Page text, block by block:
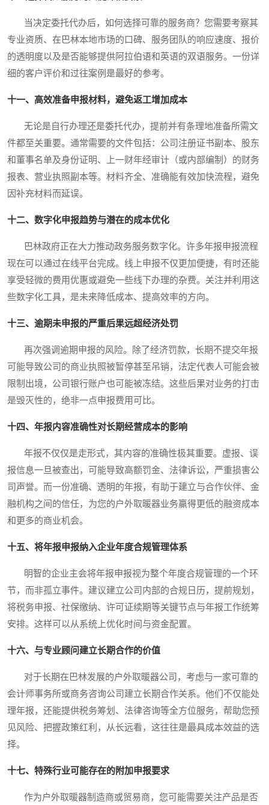
当决定委托代办后，如何选择可靠的服务商？您需要考察其
专业资质、在巴林本地市场的口碑、服务团队的响应速度、报价
的透明度以及是否能够提供阿拉伯语和英语的双语服务。一份详
细的客户评价和过往案例是最好的参考。
十一、高效准备申报材料，避免返工增加成本
无论是自行办理还是委托代办，提前并有条理地准备所需文
件都至关重要。通常需要的文件包括：公司注册证书副本、股东
和董事名单及身份证明、上一财年经审计（或内部编制）的财务
报表、营业执照副本等。材料齐全、准确能有效加快流程，避免
因补充材料而延误。
十二、数字化申报趋势与潜在的成本优化
巴林政府正在大力推动政务服务数字化。许多年报申报流程
现在可以通过在线平台完成。线上申报不仅更加便捷，有时还能
享受轻微的费用优惠或避免一些线下办理的杂费。关注并利用这
些数字化工具，是未来降低成本、提高效率的方向。
十三、逾期未申报的严重后果远超经济处罚
再次强调逾期申报的风险。除了经济罚款，长期不提交年报
可能导致公司的商业执照被暂停甚至吊销，法定代表人可能会被
限制出境，公司银行账户也可能被冻结。这些后果对业务的打击
是毁灭性的，绝非一点申报费用可比。
十四、年报内容准确性对长期经营成本的影响
年报不仅仅是走形式，其内容的准确性极其重要。虚报、误
报信息一旦被查出，可能导致高额罚金、法律诉讼，严重损害公
司声誉。而一份准确、透明的年报，有助于建立与合作伙伴、金
融机构之间的信任，为您的户外取暖器业务赢得更低的融资成本
和更多的商业机会。
十五、将年报申报纳入企业年度合规管理体系
明智的企业主会将年报申报视为整个年度合规管理的一个环
节，而非孤立事件。建议建立公司内部的合规日历，提前规划，
将税务申报、社保缴纳、许可证续期等关键节点与年报工作统筹
安排。这样可以从系统上优化时间与资金配置。
十六、与专业顾问建立长期合作的价值
对于长期在巴林发展的户外取暖器公司，考虑与一家可靠的
会计师事务所或商务咨询公司建立长期合作关系。他们不仅能处
理年报，还能提供税务筹划、法律咨询等全方位服务，帮助您预
见风险、把握政策红利，从长远看，这往往是最具成本效益的选
择。
十七、特殊行业可能存在的附加申报要求
作为户外取暖器制造商或贸易商，您可能需要关注产品是否